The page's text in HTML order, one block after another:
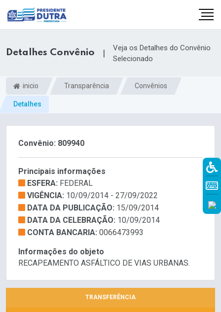
Detalhes Convênio |
Veja os Detalhes do Convênio
Selecionado
inicio Transparência Convênios
Detalhes
Convênio: 809940
Principais informações
ESFERA: FEDERAL
VIGÊNCIA: 10/09/2014 - 27/09/2022
DATA DA PUBLICAÇÃO: 15/09/2014
DATA DA CELEBRAÇÃO: 10/09/2014
CONTA BANCARIA: 0066473993
Informações do objeto
RECAPEAMENTO ASFÁLTICO DE VIAS URBANAS.
TRANSFERÊNCIA